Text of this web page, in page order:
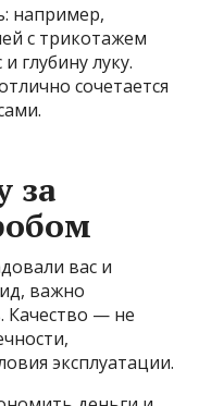
например,
с трикотажем
глубину луку.
сочетается
за
вас и
важно
Качество — не
эксплуатации.